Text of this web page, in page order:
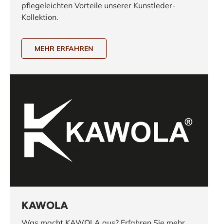
pflegeleichten Vorteile unserer Kunstleder-
Kollektion.
MEHR ERFAHREN
KAWOLA